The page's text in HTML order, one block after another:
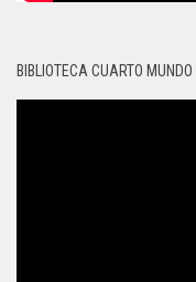
BIBLIOTECA CUARTO MUNDO